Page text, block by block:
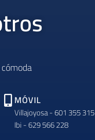
MÓVIL
Villajoyosa - 601 355 315
Ibi - 629 566 228